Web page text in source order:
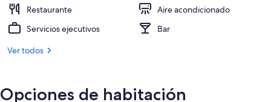
Exterior
Restaurante
Aire acondicionado
Servicios ejecutivos
Bar
Ver todos
Opciones de habitación